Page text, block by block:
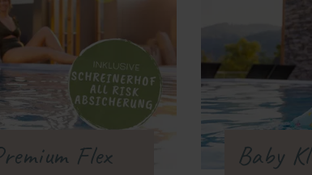
Flex Baby